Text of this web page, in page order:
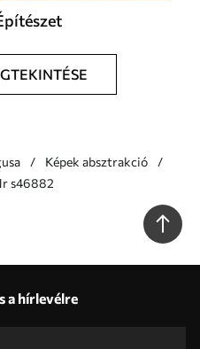
Képek absztrakció
Nr s46882
a hírlevélre